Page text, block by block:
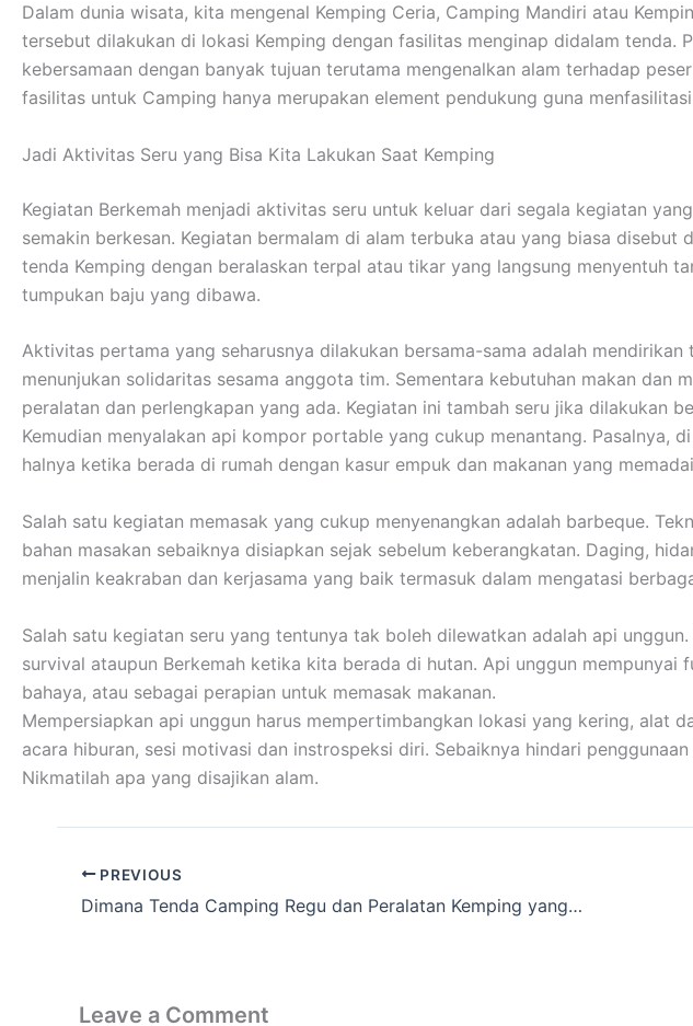
Dalam dunia wisata, kita mengenal Kemping Ceria, Camping Mandiri atau
tersebut dilakukan di lokasi Kemping dengan fasilitas menginap didalam
kebersamaan dengan banyak tujuan terutama mengenalkan alam terhadap
fasilitas untuk Camping hanya merupakan element pendukung guna
Jadi Aktivitas Seru yang Bisa Kita Lakukan Saat Kemping
Kegiatan Berkemah menjadi aktivitas seru untuk keluar dari segala kegiatan
semakin berkesan. Kegiatan bermalam di alam terbuka atau yang biasa
tenda Kemping dengan beralaskan terpal atau tikar yang langsung menyentuh
tumpukan baju yang dibawa.
Aktivitas pertama yang seharusnya dilakukan bersama-sama adalah
menunjukan solidaritas sesama anggota tim. Sementara kebutuhan makan dan
peralatan dan perlengkapan yang ada. Kegiatan ini tambah seru jika dilakukan
Kemudian menyalakan api kompor portable yang cukup menantang. Pasalnya,
halnya ketika berada di rumah dengan kasur empuk dan makanan yang
Salah satu kegiatan memasak yang cukup menyenangkan adalah barbeque.
bahan masakan sebaiknya disiapkan sejak sebelum keberangkatan. Daging,
menjalin keakraban dan kerjasama yang baik termasuk dalam mengatasi
Salah satu kegiatan seru yang tentunya tak boleh dilewatkan adalah api
survival ataupun Berkemah ketika kita berada di hutan. Api unggun
bahaya, atau sebagai perapian untuk memasak makanan.
Mempersiapkan api unggun harus mempertimbangkan lokasi yang kering, alat
acara hiburan, sesi motivasi dan instrospeksi diri. Sebaiknya hindari
Nikmatilah apa yang disajikan alam.
PREVIOUS
Dimana Tenda Camping Regu dan Peralatan Kemping yang direntalkan
Leave a Comment